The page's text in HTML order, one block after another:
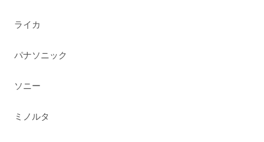
ライカ
パナソニック
ソニー
ミノルタ